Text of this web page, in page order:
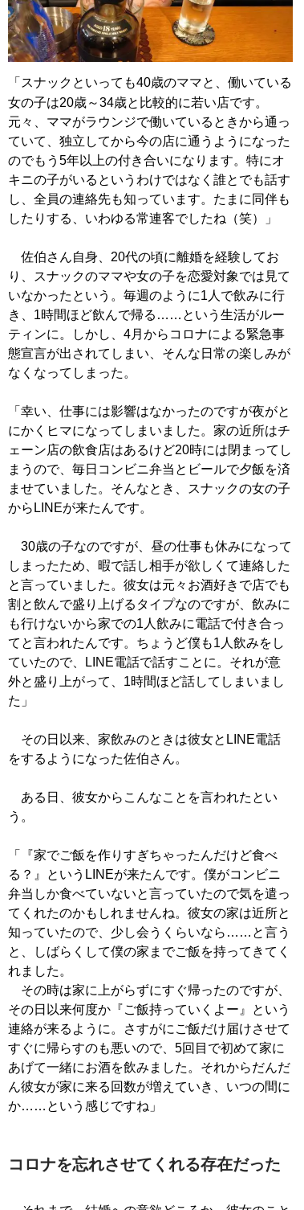
「スナックといっても40歳のママと、働いている
女の子は20歳～34歳と比較的に若い店です。
元々、ママがラウンジで働いているときから通っ
ていて、独立してから今の店に通うようになった
のでもう5年以上の付き合いになります。特にオ
キニの子がいるというわけではなく誰とでも話す
し、全員の連絡先も知っています。たまに同伴も
したりする、いわゆる常連客でしたね（笑）」
佐伯さん自身、20代の頃に離婚を経験してお
り、スナックのママや女の子を恋愛対象では見て
いなかったという。毎週のように1人で飲みに行
き、1時間ほど飲んで帰る……という生活がルー
ティンに。しかし、4月からコロナによる緊急事
態宣言が出されてしまい、そんな日常の楽しみが
なくなってしまった。
「幸い、仕事には影響はなかったのですが夜がと
にかくヒマになってしまいました。家の近所はチ
ェーン店の飲食店はあるけど20時には閉まってし
まうので、毎日コンビニ弁当とビールで夕飯を済
ませていました。そんなとき、スナックの女の子
からLINEが来たんです。
30歳の子なのですが、昼の仕事も休みになって
しまったため、暇で話し相手が欲しくて連絡した
と言っていました。彼女は元々お酒好きで店でも
割と飲んで盛り上げるタイプなのですが、飲みに
も行けないから家での1人飲みに電話で付き合っ
てと言われたんです。ちょうど僕も1人飲みをし
ていたので、LINE電話で話すことに。それが意
外と盛り上がって、1時間ほど話してしまいまし
た」
その日以来、家飲みのときは彼女とLINE電話
をするようになった佐伯さん。
ある日、彼女からこんなことを言われたとい
う。
「『家でご飯を作りすぎちゃったんだけど食べ
る？』というLINEが来たんです。僕がコンビニ
弁当しか食べていないと言っていたので気を遣っ
てくれたのかもしれませんね。彼女の家は近所と
知っていたので、少し会うくらいなら……と言う
と、しばらくして僕の家までご飯を持ってきてく
れました。
その時は家に上がらずにすぐ帰ったのですが、
その日以来何度か『ご飯持っていくよー』という
連絡が来るように。さすがにご飯だけ届けさせて
すぐに帰らすのも悪いので、5回目で初めて家に
あげて一緒にお酒を飲みました。それからだんだ
ん彼女が家に来る回数が増えていき、いつの間に
か……という感じですね」
コロナを忘れさせてくれる存在だった